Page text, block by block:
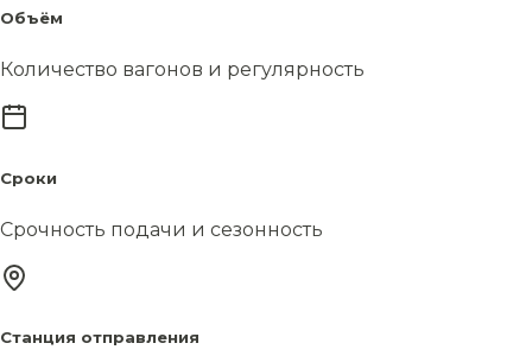
Объём
Количество вагонов и регулярность
Сроки
Срочность подачи и сезонность
Станция отправления